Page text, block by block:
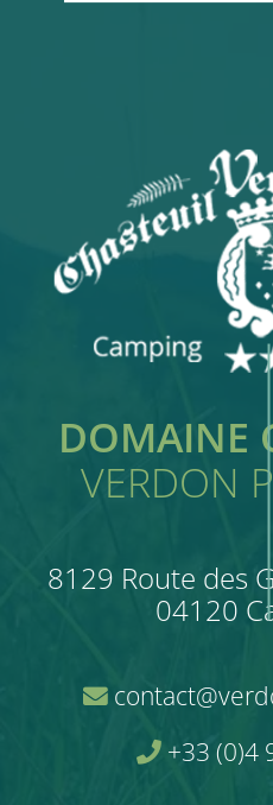
DOMAINE
VERDON
8129 Route des
04120
+33 (0)4